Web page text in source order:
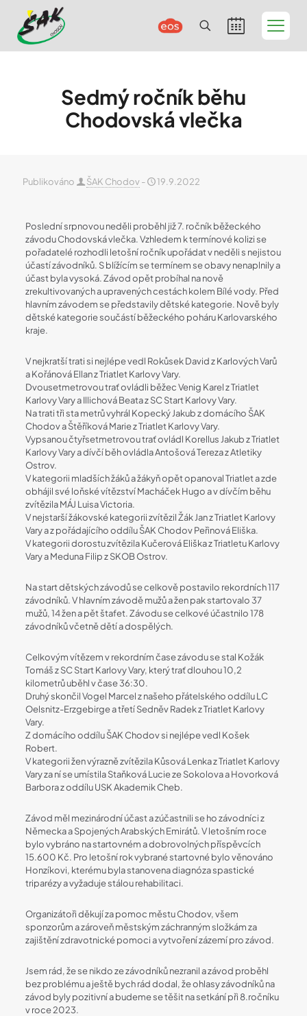
Sedmý ročník běhu
Chodovská vlečka
Publikováno ŠAK Chodov- 19.9.2022
Poslední srpnovou neděli proběhl již 7. ročník běžeckého
závodu Chodovská vlečka. Vzhledem k termínové kolizi se
pořadatelé rozhodli letošní ročník upořádat v neděli s nejistou
účastí závodníků. S blížícím se termínem se obavy nenaplnily a
účast byla vysoká. Závod opět probíhal na nově
zrekultivovaných a upravených cestách kolem Bílé vody. Před
hlavním závodem se představily dětské kategorie. Nově byly
dětské kategorie součástí běžeckého poháru Karlovarského
kraje.
V nejkratší trati si nejlépe vedl Rokůsek David z Karlových Varů
a Kořánová Ellan z Triatlet Karlovy Vary.
Dvousetmetrovou trať ovládli běžec Venig Karel z Triatlet
Karlovy Vary a Illichová Beata z SC Start Karlovy Vary.
Na trati tři sta metrů vyhrál Kopecký Jakub z domácího ŠAK
Chodov a Štěříková Marie z Triatlet Karlovy Vary.
Vypsanou čtyřsetmetrovou trať ovládl Korellus Jakub z Triatlet
Karlovy Vary a dívčí běh ovládla Antošová Tereza z Atletiky
Ostrov.
V kategorii mladších žáků a žákyň opět opanoval Triatlet a zde
obhájil své loňské vítězství Macháček Hugo a v dívčím běhu
zvítězila MÁJ Luisa Victoria.
V nejstarší žákovské kategorii zvítězil Žák Jan z Triatlet Karlovy
Vary a z pořádajícího oddílu ŠAK Chodov Peřinová Eliška.
V kategorii dorostu zvítězila Kučerová Eliška z Triatletu Karlovy
Vary a Meduna Filip z SKOB Ostrov.
Na start dětských závodů se celkově postavilo rekordních 117
závodníků. V hlavním závodě mužů a žen pak startovalo 37
mužů, 14 žen a pět štafet. Závodu se celkové účastnilo 178
závodníků včetně dětí a dospělých.
Celkovým vítězem v rekordním čase závodu se stal Kožák
Tomáš z SC Start Karlovy Vary, který trať dlouhou 10,2
kilometrů uběhl v čase 36:30.
Druhý skončil Vogel Marcel z našeho přátelského oddílu LC
Oelsnitz-Erzgebirge a třetí Sedněv Radek z Triatlet Karlovy
Vary.
Z domácího oddílu ŠAK Chodov si nejlépe vedl Košek
Robert.
V kategorii žen výrazně zvítězila Kůsová Lenka z Triatlet Karlovy
Vary za ní se umístila Staňková Lucie ze Sokolova a Hovorková
Barbora z oddílu USK Akademik Cheb.
Závod měl mezinárodní účast a zúčastnili se ho závodníci z
Německa a Spojených Arabských Emirátů. V letošním roce
bylo vybráno na startovném a dobrovolných příspěvcích
15.600 Kč. Pro letošní rok vybrané startovné bylo věnováno
Honzíkovi, kterému byla stanovena diagnóza spastické
triparézy a vyžaduje stálou rehabilitaci.
Organizátoři děkují za pomoc městu Chodov, všem
sponzorům a zároveň městským záchranným složkám za
zajištění zdravotnické pomoci a vytvoření zázemí pro závod.
Jsem rád, že se nikdo ze závodníků nezranil a závod proběhl
bez problému a ještě bych rád dodal, že ohlasy závodníků na
závod byly pozitivní a budeme se těšit na setkání při 8.ročníku
v roce 2023.